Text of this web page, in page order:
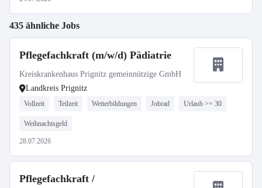
435 ähnliche Jobs
Pflegefachkraft (m/w/d) Pädiatrie
Kreiskrankenhaus Prignitz gemeinnützige GmbH
Landkreis Prignitz
Vollzeit Teilzeit Weiterbildungen Jobrad Urlaub >= 30
Weihnachtsgeld
28.07.2026
Pflegefachkraft /